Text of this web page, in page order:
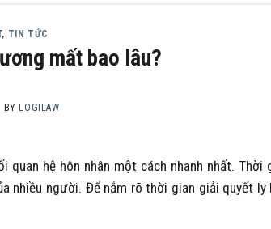
, TIN TỨC
mất bao lâu?
BY LOGILAW
hệ hôn nhân một cách nhanh nhất. Thời
nhiều người. Để nắm rõ thời gian giải quyết ly